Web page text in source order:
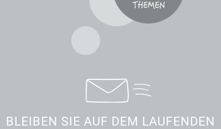
BLEIBEN SIE AUF DEM LAUFENDEN